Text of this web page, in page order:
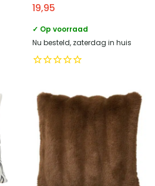
19,95
✓ Op voorraad
Nu besteld, zaterdag in huis